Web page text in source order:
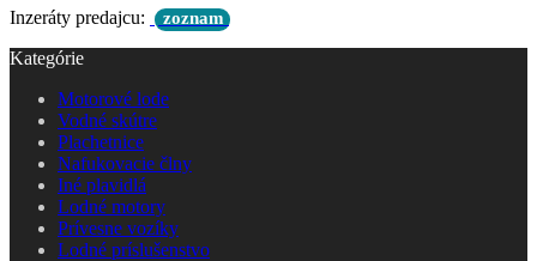
Inzeráty predajcu: zoznam
Kategórie
Motorové lode
Vodné skútre
Plachetnice
Nafukovacie člny
Iné plavidlá
Lodné motory
Prívesne vozíky
Lodné príslušenstvo